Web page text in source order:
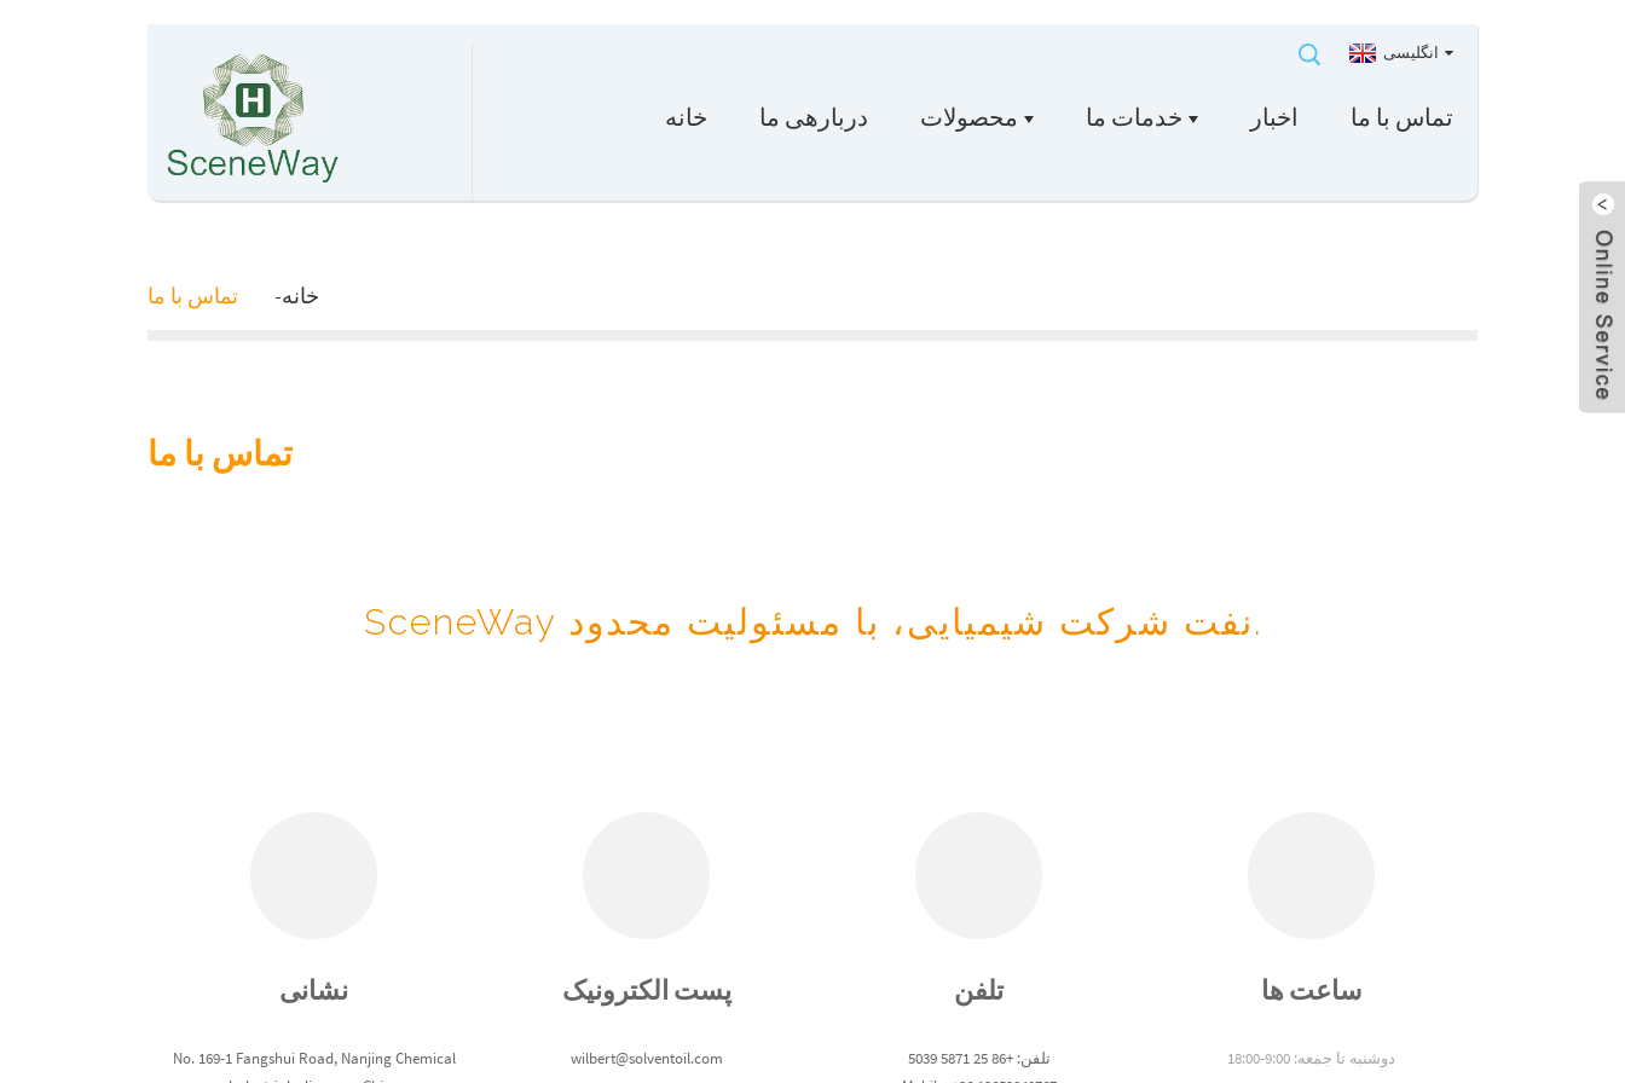
انگلیسی
خانه دربارهی ما محصولات خدمات ما اخبار تماس با ما
خانه تماس با ما
تماس با ما
SceneWay نفت شرکت شیمیایی، با مسئولیت محدود.
نشانی
No. 169-1 Fangshui Road, Nanjing Chemical
پست الکترونیک
wilbert@solventoil.com
تلفن
تلفن: +86 25 5871 5039
ساعت ها
دوشنبه تا جمعه: 9:00-18:00